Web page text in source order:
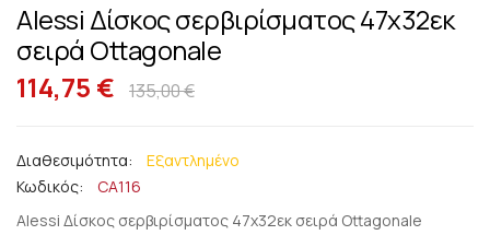
τέλος
της
συλλογής
εικόνων
Μετάβαση
στην
της
Alessi Δίσκος σερβιρίσματος 47x32εκ
σειρά Ottagonale
114,75 €
135,00 €
Εξαντλημένο
Κωδικός
CA116
Alessi Δίσκος σερβιρίσματος 47x32εκ σειρά Ottagonale